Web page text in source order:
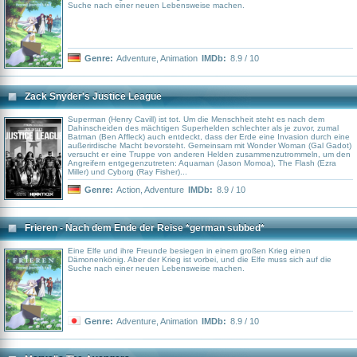
System befindet. Der “Rasende Falke” wird von einem Traktorstrahl an Bord
Han Solo, Prinzessin Leia und Luke Skywalker fliehen zur Rebellenbasis,
verraten deren Position aber aufgrund eines am „Rasenden Falken“
Rebellen eine Schwachstelle in der Verteidigung des Todessterns verraten;
im Verzweiflungsangriff gegen den sich nähernden Todesstern gelingt Luke
Skywalker dessen Vernichtung. Darth Vader kann allerdings entkommen.
Wissenswertes: Die Deutschlandpremiere fand am 2. Februar 1978 statt.
Suche nach einer neuen Lebensweise machen.
Genre: Adventure Animation IMDb: 8.9 / 10
Zack Snyder's Justice League
Superman (Henry Cavill) ist tot. Um die Menschheit steht es nach dem
Dahinscheiden des mächtigen Superhelden schlechter als je zuvor, zumal
Batman (Ben Affleck) auch entdeckt, dass der Erde eine Invasion durch eine
außerirdische Macht bevorsteht. Gemeinsam mit Wonder Woman (Gal Gadot)
versucht er eine Truppe von anderen Helden zusammenzutrommeln, um den
Angreifern entgegenzutreten: Aquaman (Jason Momoa), The Flash (Ezra
Miller) und Cyborg (Ray Fisher)...
Genre: Action Adventure IMDb: 8.9 / 10
Frieren - Nach dem Ende der Reise *german subbed*
Eine Elfe und ihre Freunde besiegen in einem großen Krieg einen
Dämonenkönig. Aber der Krieg ist vorbei, und die Elfe muss sich auf die
Suche nach einer neuen Lebensweise machen.
Genre: Adventure Animation IMDb: 8.9 / 10